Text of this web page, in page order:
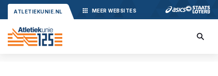
ATLETIEKUNIE.NL MEER WEBSITES